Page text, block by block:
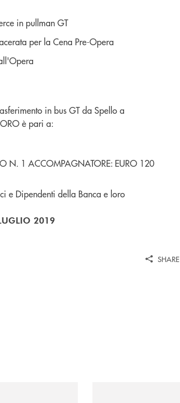
in pullman GT
per la Cena Pre-Opera
in bus GT da Spello a
è pari a:
N. 1 ACCOMPAGNATORE: EURO 120
e Dipendenti della Banca e loro
2019
SHARE